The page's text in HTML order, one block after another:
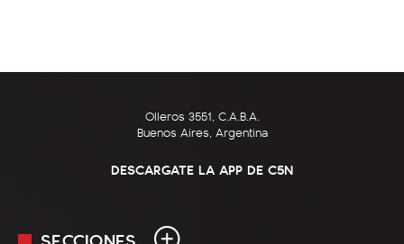
Olleros 3551, C.A.B.A.
Buenos Aires, Argentina
DESCARGATE LA APP DE C5N